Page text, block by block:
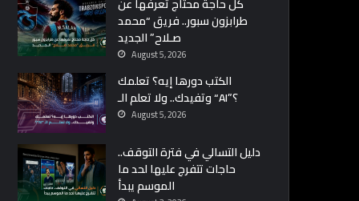
طرابزون سبور.. فريق “محمد
صـلاح” الجديد
August 5, 2026
الكتب دورها إيه؟ تعلمك
وتفيدك.. ولا تعلم الـ “AI”؟
August 5, 2026
دليل التسالي في فترة التوقف..
حاجات تتفرج عليها لحد ما
الموسم يبدأ